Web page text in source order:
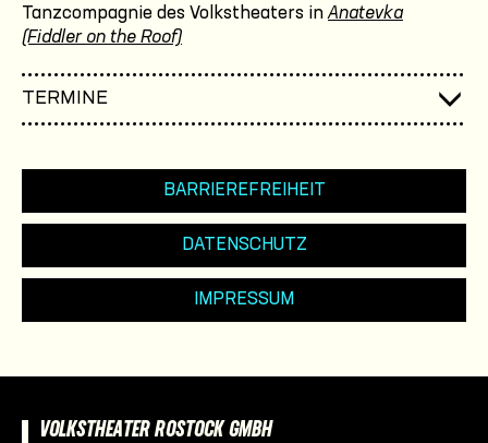
Tanzcompagnie des Volkstheaters in Anatevka
(Fiddler on the Roof)
TERMINE
BARRIEREFREIHEIT
DATENSCHUTZ
IMPRESSUM
VOLKSTHEATER ROSTOCK GMBH